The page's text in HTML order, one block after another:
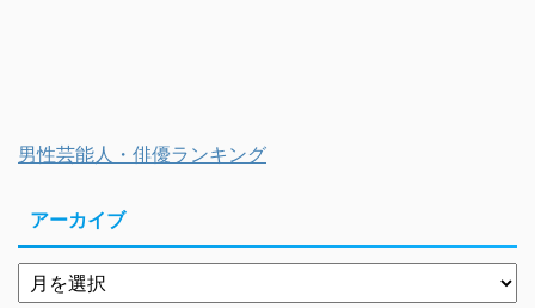
男性芸能人・俳優ランキング
アーカイブ